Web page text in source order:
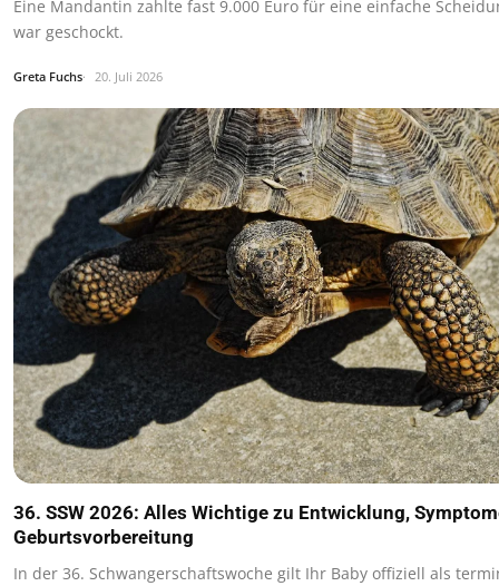
Eine Mandantin zahlte fast 9.000 Euro für eine einfache
war geschockt.
Greta Fuchs 20. Juli 2026
36. SSW 2026: Alles Wichtige zu Entwicklung,
Geburtsvorbereitung
In der 36. Schwangerschaftswoche gilt Ihr Baby offiziell als